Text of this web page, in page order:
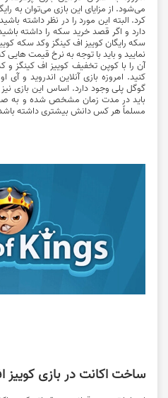
می‌شود. از مزایای این بازی می‌توان به
کرد. البته این مورد را در نظر داشته
دارد و اگر قصد خرید سکه را داشته
سکه رایگان کوییز اف کینگز وکد سکه
نمایید و باید با توجه به نرخ قیمت هایی
آن را با کوپن تخفیف کوییز اف کینگز و
کنید. امروزه بازی آنلاین اندروید و آی
گوگل پلی وجود دارد. اساس این بازی
باید در مدت زمان مشخص شده و به
مسلماً هر کس دانش بیشتری داشته
ساخت اکانت در بازی کوییز